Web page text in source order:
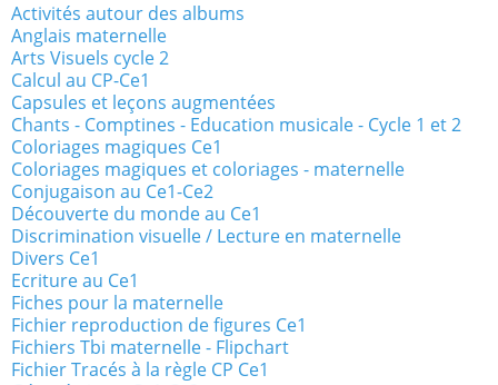
Activités autour des albums
Anglais maternelle
Arts Visuels cycle 2
Calcul au CP-Ce1
Capsules et leçons augmentées
Chants - Comptines - Education musicale - Cycle 1 et 2
Coloriages magiques Ce1
Coloriages magiques et coloriages - maternelle
Conjugaison au Ce1-Ce2
Découverte du monde au Ce1
Discrimination visuelle / Lecture en maternelle
Divers Ce1
Ecriture au Ce1
Fiches pour la maternelle
Fichier reproduction de figures Ce1
Fichiers Tbi maternelle - Flipchart
Fichier Tracés à la règle CP Ce1